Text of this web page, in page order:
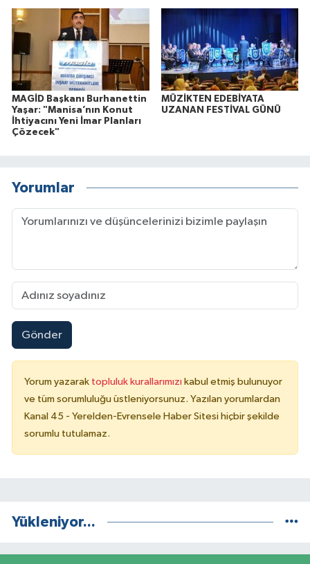
MAGİD Başkanı Burhanettin
Yaşar: "Manisa’nın Konut
İhtiyacını Yeni İmar Planları
Çözecek"
MÜZİKTEN EDEBİYATA
UZANAN FESTİVAL GÜNÜ
Yorumlar
Gönder
Yorum yazarak topluluk kurallarımızı kabul etmiş bulunuyor
ve tüm sorumluluğu üstleniyorsunuz. Yazılan yorumlardan
Kanal 45 - Yerelden-Evrensele Haber Sitesi hiçbir şekilde
sorumlu tutulamaz.
Yükleniyor...